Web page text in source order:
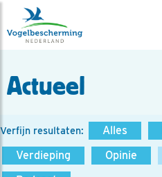
Actueel
Verfijn resultaten: Alles
Verdieping
Opinie